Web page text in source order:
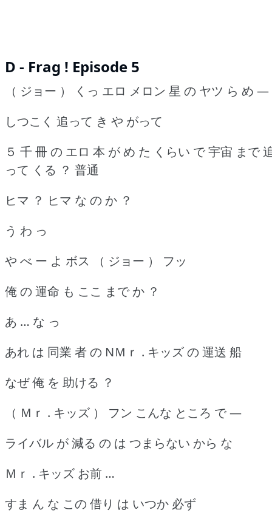
D - Frag ! Episode 5
（ ジョー ） くっ エロ メロン 星 の ヤツ ら め ―
しつこく 追って き や がって
５ 千 冊 の エロ 本 が め た くらい で 宇宙 まで
って くる ？ 普通
ヒマ ？ ヒマ な の か ？
う わ っ
や べ ー よ ボス （ ジョー ） フッ
俺 の 運命 も ここ まで か ？
あ … な っ
あれ は 同業 者 の NＭｒ . キッズ の 運送 船
なぜ 俺 を 助ける ？
（ Ｍｒ . キッズ ） フン こんな ところ で ―
ライバル が 減る の は つまらない から な
Ｍｒ . キッズ お前 …
すま ん な この 借り は いつか 必ず